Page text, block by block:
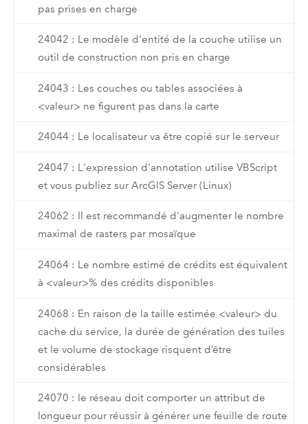
pas prises en charge
24042 : Le modèle d'entité de la couche utilise un
outil de construction non pris en charge
24043 : Les couches ou tables associées à
<valeur> ne figurent pas dans la carte
24044 : Le localisateur va être copié sur le serveur
24047 : L'expression d'annotation utilise VBScript
et vous publiez sur ArcGIS Server (Linux)
24062 : Il est recommandé d'augmenter le nombre
maximal de rasters par mosaïque
24064 : Le nombre estimé de crédits est équivalent
à <valeur>% des crédits disponibles
24068 : En raison de la taille estimée <valeur> du
cache du service, la durée de génération des tuiles
et le volume de stockage risquent d’être
considérables
24070 : le réseau doit comporter un attribut de
longueur pour réussir à générer une feuille de route